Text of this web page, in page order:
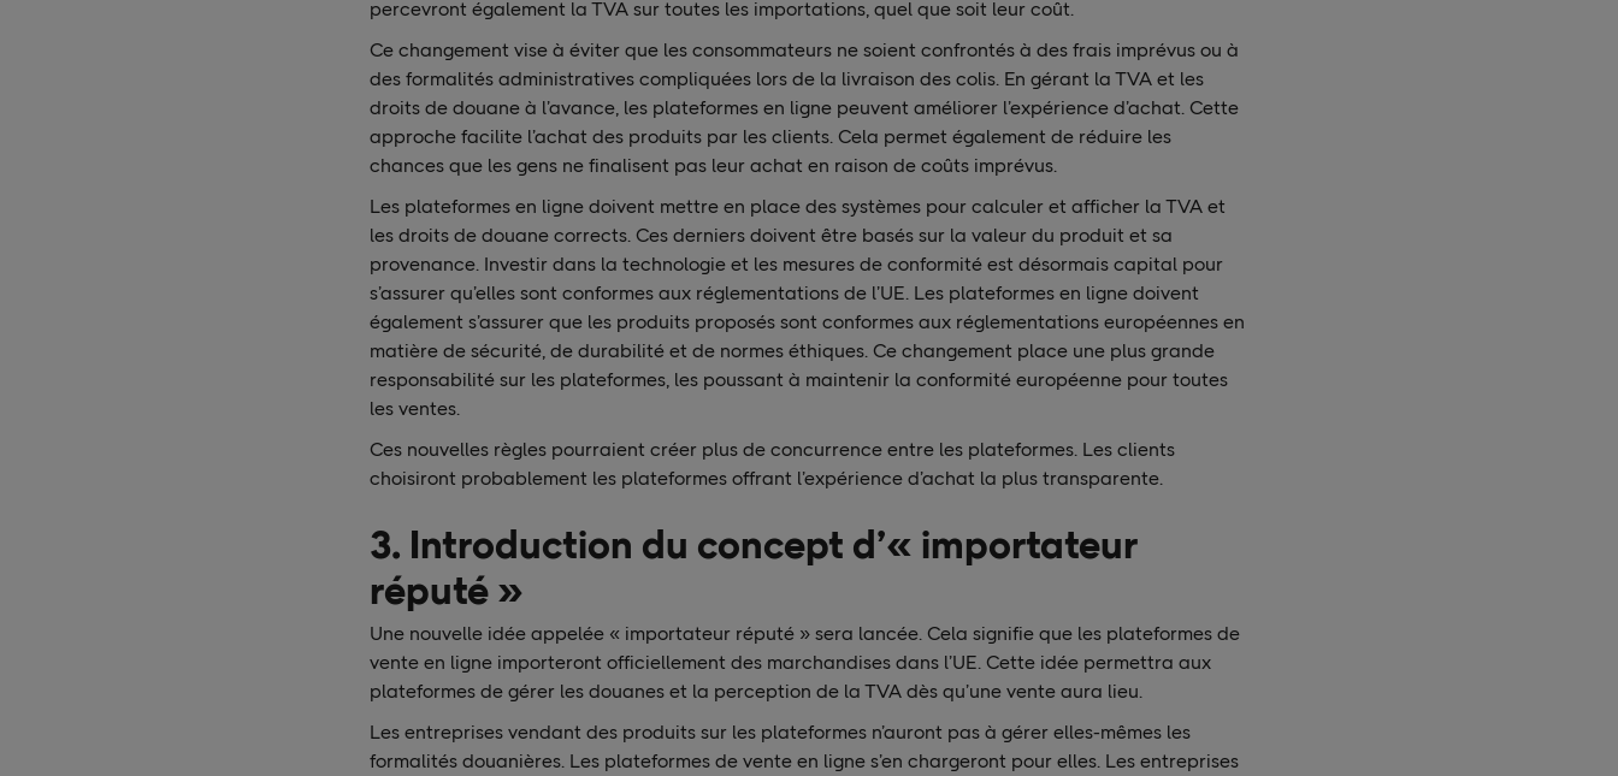
percevront également la TVA sur toutes les importations, quel que soit leur coût.
Ce changement vise à éviter que les consommateurs ne soient confrontés à des frais imprévus ou à
des formalités administratives compliquées lors de la livraison des colis. En gérant la TVA et les
droits de douane à l’avance, les plateformes en ligne peuvent améliorer l’expérience d’achat. Cette
approche facilite l’achat des produits par les clients. Cela permet également de réduire les
chances que les gens ne finalisent pas leur achat en raison de coûts imprévus.
Les plateformes en ligne doivent mettre en place des systèmes pour calculer et afficher la TVA et
les droits de douane corrects. Ces derniers doivent être basés sur la valeur du produit et sa
provenance. Investir dans la technologie et les mesures de conformité est désormais capital pour
s’assurer qu’elles sont conformes aux réglementations de l’UE. Les plateformes en ligne doivent
également s’assurer que les produits proposés sont conformes aux réglementations européennes en
matière de sécurité, de durabilité et de normes éthiques. Ce changement place une plus grande
responsabilité sur les plateformes, les poussant à maintenir la conformité européenne pour toutes
les ventes.
Ces nouvelles règles pourraient créer plus de concurrence entre les plateformes. Les clients
choisiront probablement les plateformes offrant l’expérience d’achat la plus transparente.
3. Introduction du concept d’« importateur
réputé »
Une nouvelle idée appelée « importateur réputé » sera lancée. Cela signifie que les plateformes de
vente en ligne importeront officiellement des marchandises dans l’UE. Cette idée permettra aux
plateformes de gérer les douanes et la perception de la TVA dès qu’une vente aura lieu.
Les entreprises vendant des produits sur les plateformes n’auront pas à gérer elles-mêmes les
formalités douanières. Les plateformes de vente en ligne s’en chargeront pour elles. Les entreprises